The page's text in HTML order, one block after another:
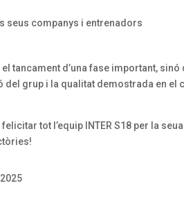
seus companys i entrenadors
tancament d’una fase important, sinó
del grup i la qualitat demostrada en el
felicitar tot l’equip INTER S18 per la